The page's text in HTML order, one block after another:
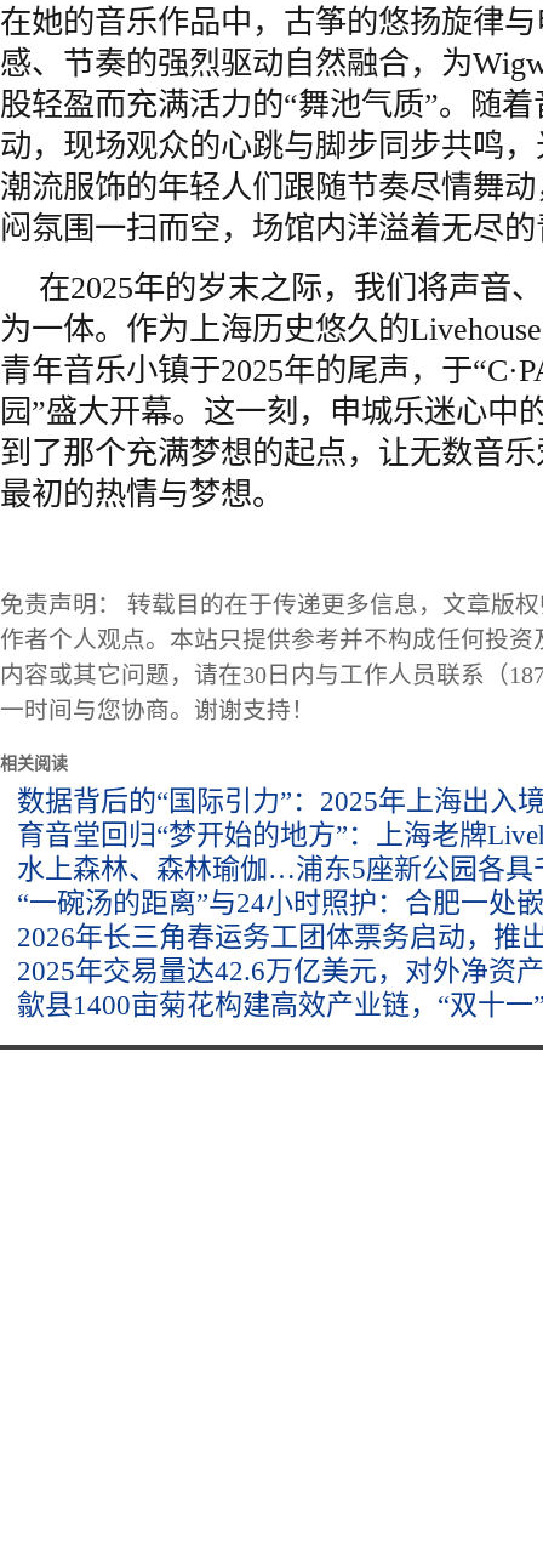
在她的音乐作品中，古筝的悠扬旋律
感、节奏的强烈驱动自然融合，为
股轻盈而充满活力的“舞池气质”。随
动，现场观众的心跳与脚步同步共鸣
潮流服饰的年轻人们跟随节奏尽情舞
闷氛围一扫而空，场馆内洋溢着无尽
在2025年的岁末之际，我们将声音
为一体。作为上海历史悠久的
青年音乐小镇于2025年的尾声，于
园”盛大开幕。这一刻，申城乐迷心中
到了那个充满梦想的起点，让无数音
最初的热情与梦想。
免责声明： 转载目的在于传递更多信息，文章版
作者个人观点。本站只提供参考并不构成任何投
内容或其它问题，请在30日内与工作人员联系（
一时间与您协商。谢谢支持！
相关阅读
数据背后的“国际引力”：2025年上海出入
育音堂回归“梦开始的地方”：上海老牌
水上森林、森林瑜伽…浦东5座新公园各具
“一碗汤的距离”与24小时照护：合肥一处
2026年长三角春运务工团体票务启动，推
2025年交易量达42.6万亿美元，对外净资
歙县1400亩菊花构建高效产业链，“双十一